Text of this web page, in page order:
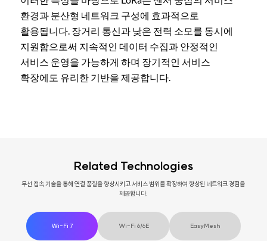
환경과 분산형 네트워크 구성에 효과적으로
활용됩니다. 장거리 통신과 낮은 전력 소모를 동시에
지원함으로써 지속적인 데이터 수집과 안정적인
서비스 운영을 가능하게 하며 장기적인 서비스
확장에도 유리한 기반을 제공합니다.
Related Technologies
무선 접속 기술을 통해 연결 품질을 향상시키고 서비스 범위를 확장하여 향상된 네트워크 경험을
제공합니다.
Wi-Fi 7 Wi-Fi 6/6E EasyMesh